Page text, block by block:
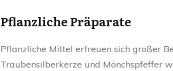
Pflanzliche Präparate
Pflanzliche Mittel erfreuen sich großer
Traubensilberkerze und Mönchspfeffer